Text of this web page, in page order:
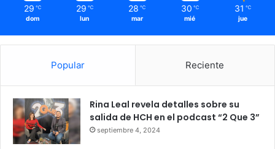
29 ℃
dom
29 ℃
lun
28 ℃
mar
30 ℃
mié
31 ℃
jue
Popular Reciente
Rina Leal revela detalles sobre su
salida de HCH en el podcast “2 Que 3”
septiembre 4, 2024